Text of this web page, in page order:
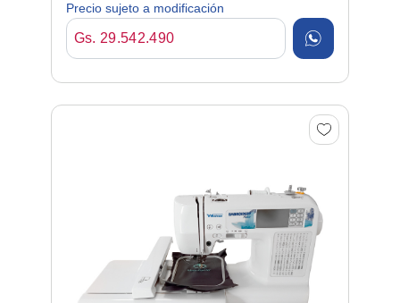
Precio sujeto a modificación
Gs. 29.542.490